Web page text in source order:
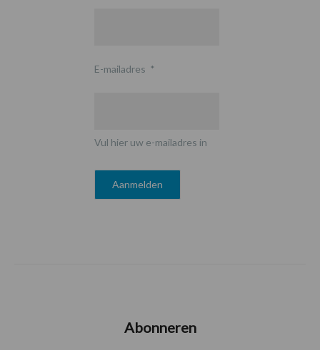
E-mailadres *
Vul hier uw e-mailadres in
Abonneren